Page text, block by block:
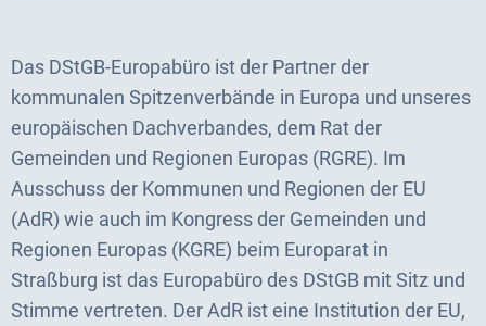
Das DStGB-Europabüro ist der Partner der
kommunalen Spitzenverbände in Europa und unseres
europäischen Dachverbandes, dem Rat der
Gemeinden und Regionen Europas (RGRE). Im
Ausschuss der Kommunen und Regionen der EU
(AdR) wie auch im Kongress der Gemeinden und
Regionen Europas (KGRE) beim Europarat in
Straßburg ist das Europabüro des DStGB mit Sitz und
Stimme vertreten. Der AdR ist eine Institution der EU,